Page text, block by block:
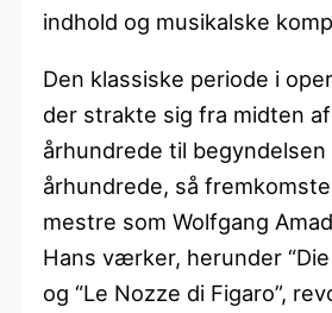
indhold og musikalske
Den klassiske periode i
der strakte sig fra midten
århundrede til begyndelsen
århundrede, så
mestre som Wolfgang
Hans værker, herunder
og “Le Nozze di Figaro”,